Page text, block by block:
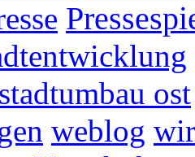
stadtumbau ost
weblog